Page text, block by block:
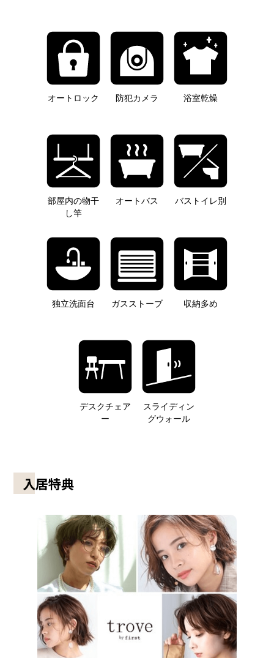
オートロック 防犯カメラ 浴室乾燥
部屋内の物干
し竿
オートバス バストイレ別
独立洗面台 ガスストーブ 収納多め
デスクチェア
ー
スライディン
グウォール
入居特典